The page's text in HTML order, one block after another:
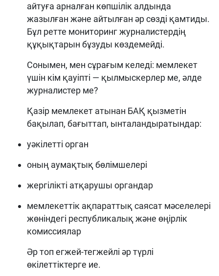
айтуға арналған көпшілік алдында
жазылған және айтылған әр сөзді қамтиды.
Бұл ретте мониторинг журналистердің
құқықтарын бұзуды көздемейді.
Сонымен, мен сұрағым келеді: мемлекет
үшін кім қауіпті — қылмыскерлер ме, әлде
журналистер ме?
Қазір мемлекет атынан БАҚ қызметін
бақылап, бағыттап, ынталандыратындар:
уәкілетті орган
оның аумақтық бөлімшелері
жергілікті атқарушы органдар
мемлекеттік ақпараттық саясат мәселелері
жөніндегі республикалық және өңірлік
комиссиялар
Әр топ егжей-тегжейлі әр түрлі
өкілеттіктерге ие.